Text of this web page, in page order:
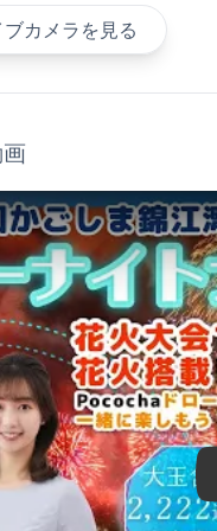
カメラを見る